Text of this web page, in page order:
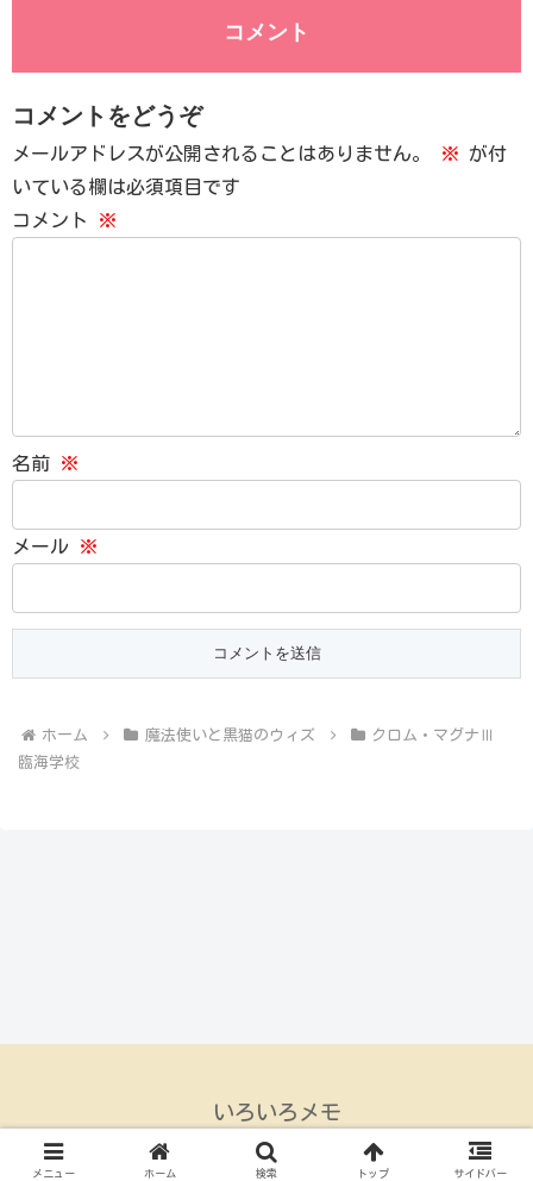
コメント
コメントをどうぞ
メールアドレスが公開されることはありません。 ※ が付
いている欄は必須項目です
コメント
※
名前 ※
メール ※
ホーム 魔法使いと黒猫のウィズ
クロム・マグナⅢ
臨海学校
いろいろメモ
© 2015 いろいろメモ.
メニュー ホーム 検索 トップ サイドバー